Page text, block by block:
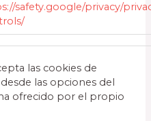
safety.google/privacy/
las cookies de
las opciones del
ofrecido por el propio